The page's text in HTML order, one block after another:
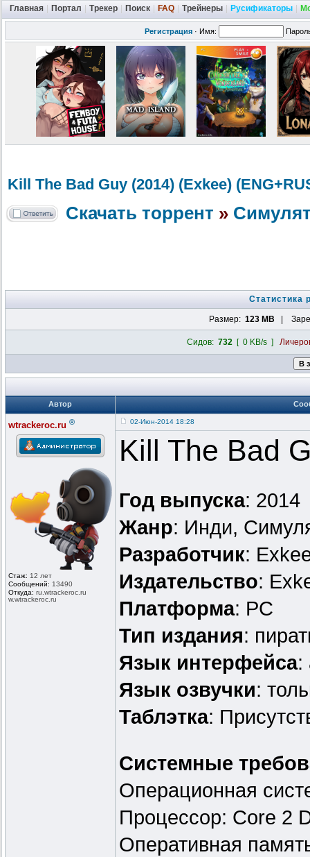
Главная Портал Трекер Поиск FAQ Трейнеры Русификаторы
Регистрация · Имя:
Kill The Bad Guy (2014) (Exkee)
Скачать торрент »
Статистика
Размер: 123 MB |
Сидов: 732[ 0 KB/s ]
Автор
wtrackeroc.ru ®
Стаж: 12 лет
Сообщений: 13490
Откуда: ru.wtrackeroc.ru
w.wtrackeroc .ru
02-Июн-2014 18:28
Kill The Bad
Год выпуска: 2014
Жанр: Инди,
Разработчик:
Издательство:
Платформа: PC
Тип издания:
Язык интерфейса:
Язык озвучки:
Таблэтка:
Системные
Операционная
Процессор: Core 2
Оперативная